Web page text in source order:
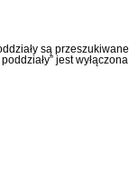
są przeszukiwane
jest wyłączona.